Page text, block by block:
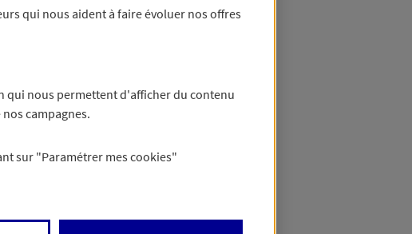
qui nous aident à faire évoluer nos offres
qui nous permettent d'afficher du contenu
campagnes.
sur "Paramétrer mes cookies"